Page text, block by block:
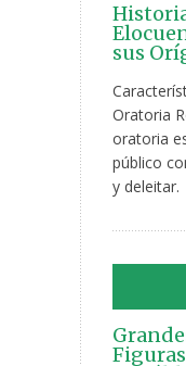
sus
Oratoria
oratoria
público
y deleitar.